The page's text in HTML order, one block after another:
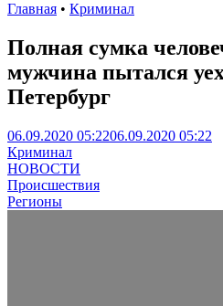
Главная • Криминал
Полная сумка
мужчина пытался
Петербург
06.09.2020 05:2206.09.2020 05:22
Криминал
НОВОСТИ
Происшествия
Регионы